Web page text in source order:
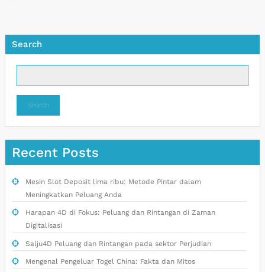
Search
Search
Recent Posts
Mesin Slot Deposit lima ribu: Metode Pintar dalam
Meningkatkan Peluang Anda
Harapan 4D di Fokus: Peluang dan Rintangan di Zaman
Digitalisasi
Salju4D Peluang dan Rintangan pada sektor Perjudian
Mengenal Pengeluar Togel China: Fakta dan Mitos